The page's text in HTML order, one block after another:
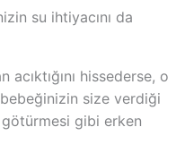
su ihtiyacını da
hissederse, o
bebeğinizin size verdiği
götürmesi gibi erken